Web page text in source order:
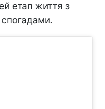
етап життя з